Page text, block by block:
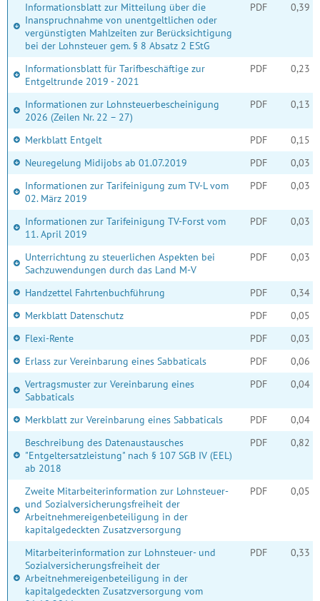
Informationsblatt zur Mitteilung über die
Inanspruchnahme von unentgeltlichen oder
vergünstigten Mahlzeiten zur Berücksichtigung
bei der Lohnsteuer gem. § 8 Absatz 2 EStG
PDF 0,39
Informationsblatt für Tarifbeschäftige zur
Entgeltrunde 2019 - 2021
PDF 0,23
Informationen zur Lohnsteuerbescheinigung
2026 (Zeilen Nr. 22 – 27)
PDF 0,13
Merkblatt Entgelt PDF
0,15
Neuregelung Midijobs ab 01.07.2019
PDF
0,03
Informationen zur Tarifeinigung zum TV-L vom
02. März 2019
PDF 0,03
Informationen zur Tarifeinigung TV-Forst vom
11. April 2019
PDF 0,03
Unterrichtung zu steuerlichen Aspekten bei
Sachzuwendungen durch das Land M-V
PDF 0,03
Handzettel Fahrtenbuchführung PDF
0,34
Merkblatt Datenschutz
PDF
0,05
Flexi-Rente
PDF
0,03
Erlass zur Vereinbarung eines Sabbaticals
PDF
0,06
Vertragsmuster zur Vereinbarung eines
Sabbaticals
PDF 0,04
Merkblatt zur Vereinbarung eines Sabbaticals PDF
0,04
Beschreibung des Datenaustausches
"Entgeltersatzleistung" nach § 107 SGB IV (EEL)
ab 2018
PDF 0,82
Zweite Mitarbeiterinformation zur Lohnsteuer-
und Sozialversicherungsfreiheit der
Arbeitnehmereigenbeteiligung in der
kapitalgedeckten Zusatzversorgung
PDF 0,05
Mitarbeiterinformation zur Lohnsteuer- und
Sozialversicherungsfreiheit der
Arbeitnehmereigenbeteiligung in der
kapitalgedeckten Zusatzversorgung vom
PDF 0,33